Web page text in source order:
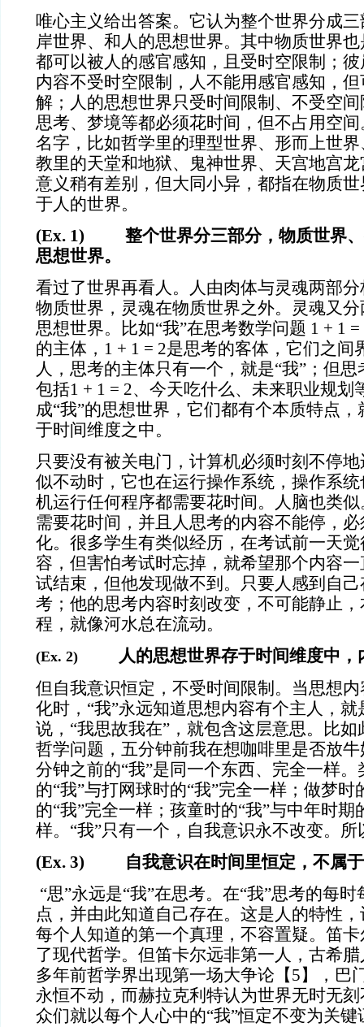
唯心主义给出答案。它认为整个世界分成
岸世界、和人的思想世界。其中物质世界
都可以被人的感官感知，且受时空限制；
内容不受时空限制，人不能用感官感知，
解；人的思想世界只受时间限制、不受空
思考、梦境等都必须花时间，但不占用空
名字，比如哲学里的理型世界、形而上世
教里的天堂和地狱、鬼神世界、天宫地宫
意义稍有差别，但大同小异，都指在物质
于人的世界。
(Ex. 1) 整个世界分三部分，物质世界、
思想世界。
看过了世界再看人。人由肉体与灵魂两部
物质世界，灵魂在物质世界之外。灵魂又分
思想世界。比如“我”在思考数学问题 1 + 1
的主体，1 + 1 = 2是思考的客体，它们之间
人，思考的主体只有一个，就是“我”；但
包括1 + 1 = 2、今天吃什么、未来职业规划
成“我”的思想世界，它们都有个本质特点
于时间维度之中。
只要没有被关电门，计算机必须时刻不停
似不动时，它也在运行操作系统，操作系
机运行任何程序都需要花时间。人脑也类
需要花时间，并且人思考的内容不能停，
化。很多学生有类似经历，在考试前一天
容，但害怕考试时忘掉，就希望那个内容
试结束，但他发现做不到。只要人感到自
考；他的思考内容时刻改变，不可能静止
程，就像河水总在流动。
(Ex. 2) 人的思想世界存于时间维度中，
但自我意识恒定，不受时间限制。当思想
化时，“我”永远知道思想内容有个主人，就
说，“我思故我在”，就包含这层意思。比
哲学问题，五分钟前我在想咖啡里是否放牛
分钟之前的“我”是同一个东西、完全一样
的“我”与打网球时的“我”完全一样；做梦时
的“我”完全一样；孩童时的“我”与中年时期
样。“我”只有一个，自我意识永不改变。所
(Ex. 3) 自我意识在时间里恒定，不属于
“思”永远是“我”在思考。在“我”思考的每
点，并由此知道自己存在。这是人的特性
每个人知道的第一个真理，不容置疑。笛
了现代哲学。但笛卡尔远非第一人，古希
多年前哲学界出现第一场大争论【5】，巴
永恒不动，而赫拉克利特认为世界无时无
众们就以每个人心中的“我”恒定不变为关键